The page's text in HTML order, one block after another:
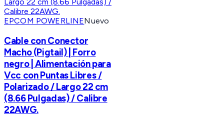
EPCOM POWERLINENuevo
Cable con Conector
Macho (Pigtail) | Forro
negro | Alimentación para
Vcc con Puntas Libres /
Polarizado / Largo 22 cm
(8.66 Pulgadas) / Calibre
22AWG.